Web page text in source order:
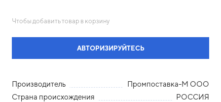
Чтобы добавить товар в корзину
АВТОРИЗИРУЙТЕСЬ
Производитель
Промпоставка-М ООО
Страна происхождения
РОССИЯ